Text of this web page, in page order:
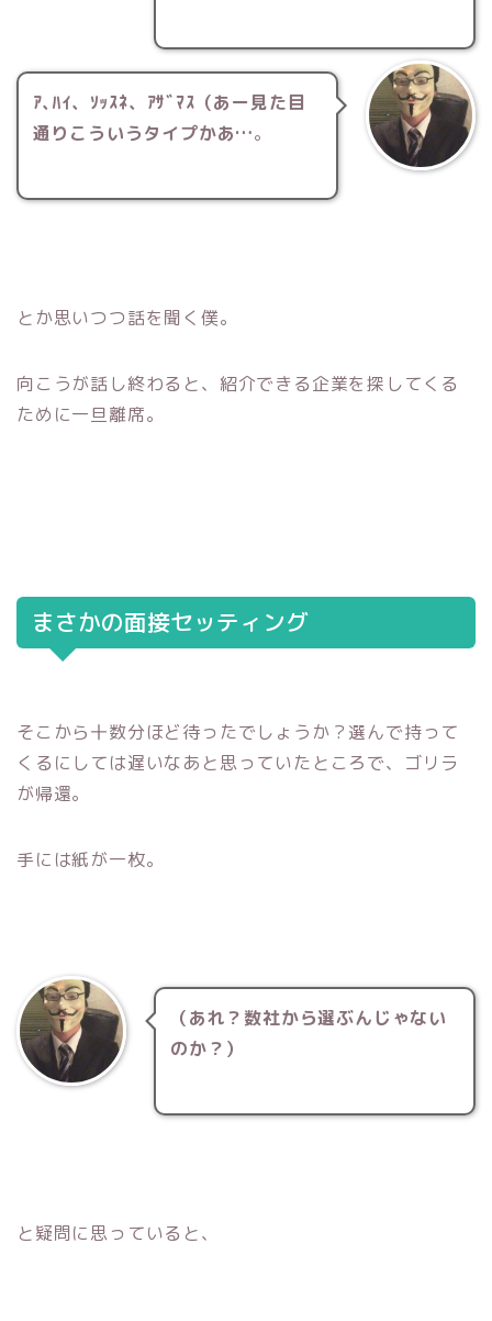
ｱ､ﾊｲ、ｿｯｽﾈ、ｱｻﾞﾏｽ（あー見た目
通りこういうタイプかあ…。
とか思いつつ話を聞く僕。
向こうが話し終わると、 紹介できる企業を探してくる
ために一旦離席。
まさかの面接セッティング
そこから十数分ほど待ったでしょうか？選んで持って
くるにしては遅いなあと思っていたところで、ゴリラ
が帰還。
手には紙が一枚。
（あれ？数社から選ぶんじゃない
のか？）
と疑問に思っていると、